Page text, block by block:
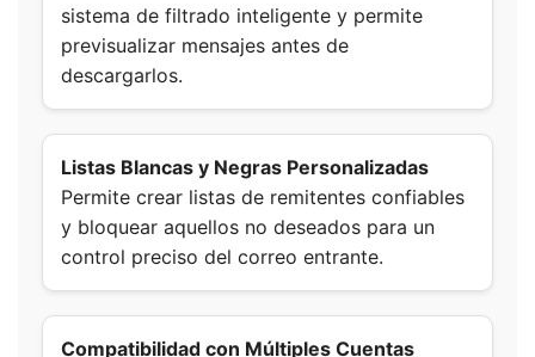
sistema de filtrado inteligente y permite
previsualizar mensajes antes de
descargarlos.
Listas Blancas y Negras Personalizadas
Permite crear listas de remitentes confiables
y bloquear aquellos no deseados para un
control preciso del correo entrante.
Compatibilidad con Múltiples Cuentas